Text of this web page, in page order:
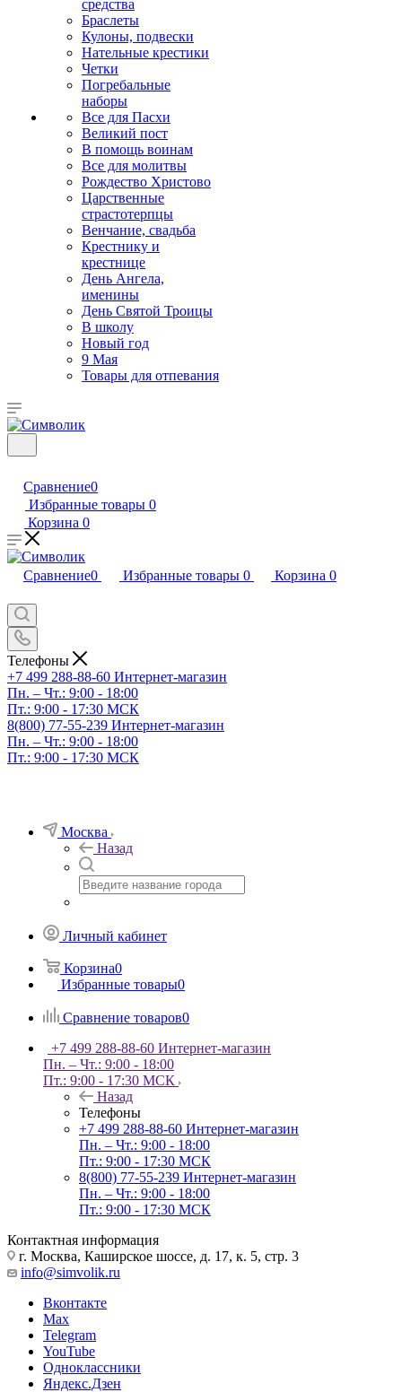
средства
Браслеты
Кулоны, подвески
Нательные крестики
Четки
Погребальные
наборы
Все для Пасхи
Великий пост
В помощь воинам
Все для молитвы
Рождество Христово
Царственные
страстотерпцы
Венчание, свадьба
Крестнику и
крестнице
День Ангела,
именины
День Святой Троицы
В школу
Новый год
9 Мая
Товары для отпевания
Сравнение0
Избранные товары 0
Корзина 0
Сравнение0 Избранные товары 0 Корзина 0
Телефоны
+7 499 288-88-60 Интернет-магазин
Пн. – Чт.: 9:00 - 18:00
Пт.: 9:00 - 17:30 МСК
8(800) 77-55-239 Интернет-магазин
Пн. – Чт.: 9:00 - 18:00
Пт.: 9:00 - 17:30 МСК
Москва
Назад
Личный кабинет
Корзина0
Избранные товары0
Сравнение товаров0
+7 499 288-88-60 Интернет-магазин
Пн. – Чт.: 9:00 - 18:00
Пт.: 9:00 - 17:30 МСК
Назад
Телефоны
+7 499 288-88-60 Интернет-магазин
Пн. – Чт.: 9:00 - 18:00
Пт.: 9:00 - 17:30 МСК
8(800) 77-55-239 Интернет-магазин
Пн. – Чт.: 9:00 - 18:00
Пт.: 9:00 - 17:30 МСК
Контактная информация
г. Москва, Каширское шоссе, д. 17, к. 5, стр. 3
info@simvolik.ru
Вконтакте
Max
Telegram
YouTube
Одноклассники
Яндекс.Дзен